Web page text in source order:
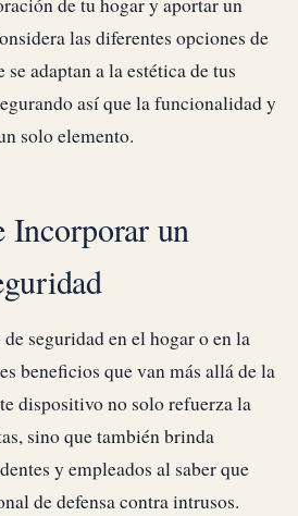
de tu hogar y aportar un
las diferentes opciones de
adaptan a la estética de tus
así que la funcionalidad y
solo elemento.
Incorporar un
seguridad en el hogar o en la
beneficios que van más allá de la
dispositivo no solo refuerza la
sino que también brinda
y empleados al saber que
de defensa contra intrusos.